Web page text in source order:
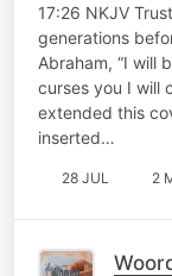
17:26 NKJV
generations
Abraham, “I will
curses you I will
extended this
inserted…
28 JUL 2